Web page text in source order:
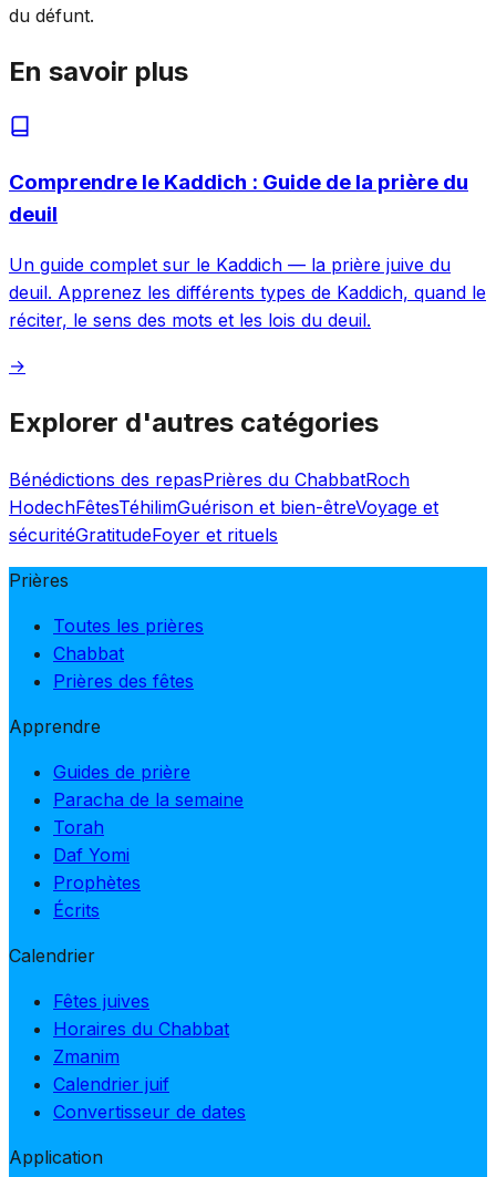
du défunt.
En savoir plus
Comprendre le Kaddich : Guide de la prière du
deuil
Un guide complet sur le Kaddich — la prière juive du
deuil. Apprenez les différents types de Kaddich, quand le
réciter, le sens des mots et les lois du deuil.
→
Explorer d'autres catégories
Bénédictions des repasPrières du ChabbatRoch
HodechFêtesTéhilimGuérison et bien-êtreVoyage et
sécuritéGratitudeFoyer et rituels
Prières
Toutes les prières
Chabbat
Prières des fêtes
Apprendre
Guides de prière
Paracha de la semaine
Torah
Daf Yomi
Prophètes
Écrits
Calendrier
Fêtes juives
Horaires du Chabbat
Zmanim
Calendrier juif
Convertisseur de dates
Application